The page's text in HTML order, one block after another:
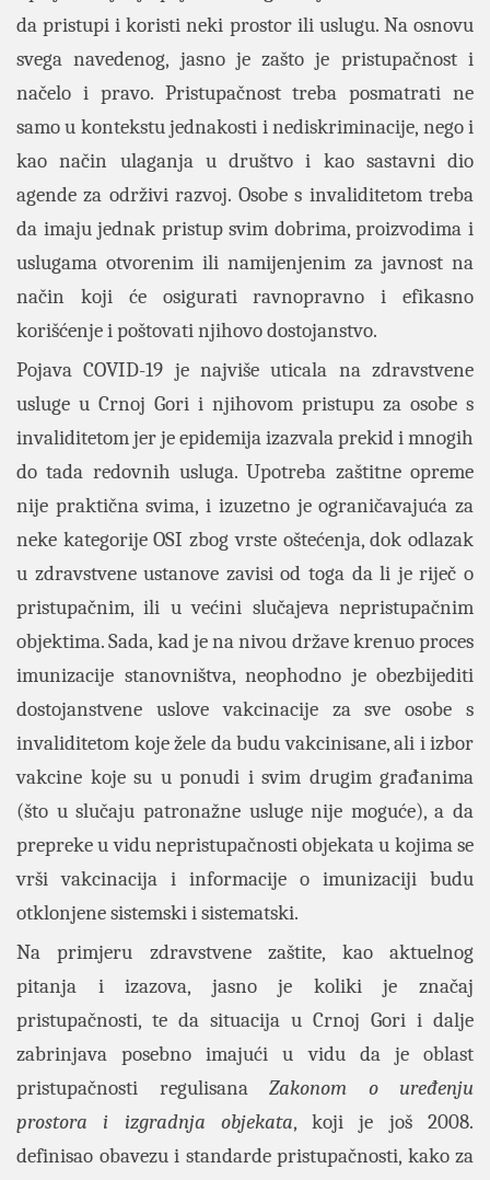
da pristupi i koristi neki prostor ili uslugu. Na osnovu
svega navedenog, jasno je zašto je pristupačnost i
načelo i pravo. Pristupačnost treba posmatrati ne
samo u kontekstu jednakosti i nediskriminacije, nego i
kao način ulaganja u društvo i kao sastavni dio
agende za održivi razvoj. Osobe s invaliditetom treba
da imaju jednak pristup svim dobrima, proizvodima i
uslugama otvorenim ili namijenjenim za javnost na
način koji će osigurati ravnopravno i efikasno
korišćenje i poštovati njihovo dostojanstvo.
Pojava COVID-19 je najviše uticala na zdravstvene
usluge u Crnoj Gori i njihovom pristupu za osobe s
invaliditetom jer je epidemija izazvala prekid i mnogih
do tada redovnih usluga. Upotreba zaštitne opreme
nije praktična svima, i izuzetno je ograničavajuća za
neke kategorije OSI zbog vrste oštećenja, dok odlazak
u zdravstvene ustanove zavisi od toga da li je riječ o
pristupačnim, ili u većini slučajeva nepristupačnim
objektima. Sada, kad je na nivou države krenuo proces
imunizacije stanovništva, neophodno je obezbijediti
dostojanstvene uslove vakcinacije za sve osobe s
invaliditetom koje žele da budu vakcinisane, ali i izbor
vakcine koje su u ponudi i svim drugim građanima
(što u slučaju patronažne usluge nije moguće), a da
prepreke u vidu nepristupačnosti objekata u kojima se
vrši vakcinacija i informacije o imunizaciji budu
otklonjene sistemski i sistematski.
Na primjeru zdravstvene zaštite, kao aktuelnog
pitanja i izazova, jasno je koliki je značaj
pristupačnosti, te da situacija u Crnoj Gori i dalje
zabrinjava posebno imajući u vidu da je oblast
pristupačnosti regulisana Zakonom o uređenju
prostora i izgradnja objekata, koji je još 2008.
definisao obavezu i standarde pristupačnosti, kako za